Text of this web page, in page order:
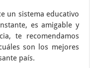
un sistema educativo
es amigable y
te recomendamos
son los mejores
país.